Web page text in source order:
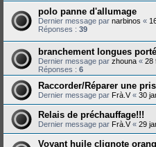
polo panne d'allumage
Dernier message par narbinos «
Réponses : 39
branchement longues
Dernier message par zhouna « 28
Réponses : 6
Raccorder/Réparer une
Dernier message par Frà.V« 30
Relais de préchauffage!!!
Dernier message par Frà.V« 29
Voyant huile clignote